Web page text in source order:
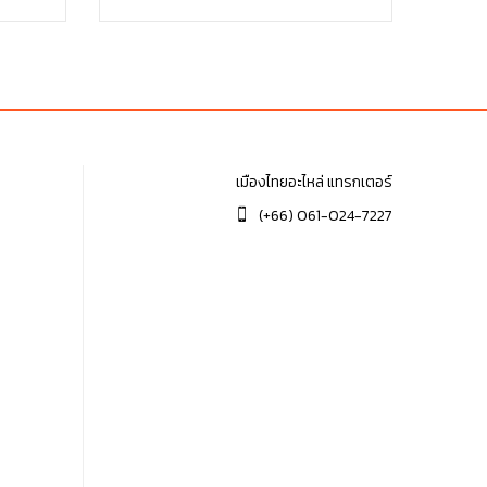
เมืองไทยอะไหล่ แทรกเตอร์
(+66) 061-024-7227